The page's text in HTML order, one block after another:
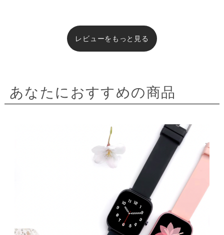
レビューをもっと見る
あなたにおすすめの商品